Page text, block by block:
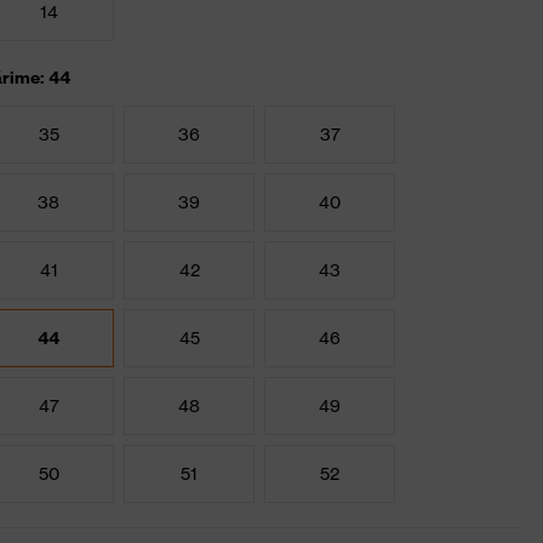
14
44
35 36 37
38 39 40
41 42 43
44 45 46
47 48 49
50 51 52